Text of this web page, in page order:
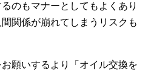
のもマナーとしてもよくあり
関係が崩れてしまうリスクも
願いするより「オイル交換を